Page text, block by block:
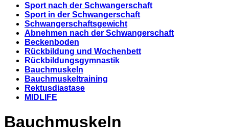
Sport nach der Schwangerschaft
Sport in der Schwangerschaft
Schwangerschaftsgewicht
Abnehmen nach der Schwangerschaft
Beckenboden
Rückbildung und Wochenbett
Rückbildungsgymnastik
Bauchmuskeln
Bauchmuskeltraining
Rektusdiastase
MIDLIFE
Bauchmuskeln